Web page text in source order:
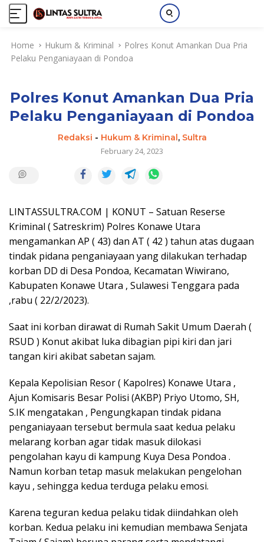
Home Hukum & Kriminal
Polres Konut Amankan Dua Pria
Pelaku Penganiayaan di Pondoa
Polres Konut Amankan Dua Pria
Pelaku Penganiayaan di Pondoa
Redaksi - Hukum & Kriminal, Sultra
February 24, 2023
LINTASSULTRA.COM | KONUT – Satuan Reserse
Kriminal ( Satreskrim) Polres Konawe Utara
mengamankan AP ( 43) dan AT ( 42 ) tahun atas dugaan
tindak pidana penganiayaan yang dilakukan terhadap
korban DD di Desa Pondoa, Kecamatan Wiwirano,
Kabupaten Konawe Utara , Sulawesi Tenggara pada
,rabu ( 22/2/2023).
Saat ini korban dirawat di Rumah Sakit Umum Daerah (
RSUD ) Konut akibat luka dibagian pipi kiri dan jari
tangan kiri akibat sabetan sajam.
Kepala Kepolisian Resor ( Kapolres) Konawe Utara ,
Ajun Komisaris Besar Polisi (AKBP) Priyo Utomo, SH,
S.IK mengatakan , Pengungkapan tindak pidana
penganiayaan tersebut bermula saat kedua pelaku
melarang korban agar tidak masuk dilokasi
pengolahan kayu di kampung Kuya Desa Pondoa .
Namun korban tetap masuk melakukan pengelohan
kayu , sehingga kedua terduga pelaku emosi.
Karena teguran kedua pelaku tidak diindahkan oleh
korban. Kedua pelaku ini kemudian membawa Senjata